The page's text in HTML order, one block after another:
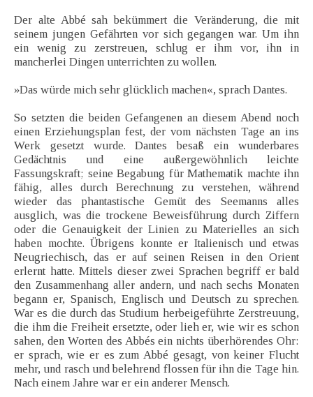
Der alte Abbé sah bekümmert die Veränderung, die mit
seinem jungen Gefährten vor sich gegangen war. Um ihn
ein wenig zu zerstreuen, schlug er ihm vor, ihn in
mancherlei Dingen unterrichten zu wollen.
»Das würde mich sehr glücklich machen«, sprach Dantes.
So setzten die beiden Gefangenen an diesem Abend noch
einen Erziehungsplan fest, der vom nächsten Tage an ins
Werk gesetzt wurde. Dantes besaß ein wunderbares
Gedächtnis und eine außergewöhnlich leichte
Fassungskraft; seine Begabung für Mathematik machte ihn
fähig, alles durch Berechnung zu verstehen, während
wieder das phantastische Gemüt des Seemanns alles
ausglich, was die trockene Beweisführung durch Ziffern
oder die Genauigkeit der Linien zu Materielles an sich
haben mochte. Übrigens konnte er Italienisch und etwas
Neugriechisch, das er auf seinen Reisen in den Orient
erlernt hatte. Mittels dieser zwei Sprachen begriff er bald
den Zusammenhang aller andern, und nach sechs Monaten
begann er, Spanisch, Englisch und Deutsch zu sprechen.
War es die durch das Studium herbeigeführte Zerstreuung,
die ihm die Freiheit ersetzte, oder lieh er, wie wir es schon
sahen, den Worten des Abbés ein nichts überhörendes Ohr:
er sprach, wie er es zum Abbé gesagt, von keiner Flucht
mehr, und rasch und belehrend flossen für ihn die Tage hin.
Nach einem Jahre war er ein anderer Mensch.